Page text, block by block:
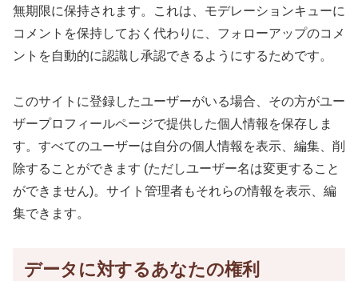
無期限に保持されます。これは、モデレーションキューに
コメントを保持しておく代わりに、フォローアップのコメ
ントを自動的に認識し承認できるようにするためです。
このサイトに登録したユーザーがいる場合、その方がユー
ザープロフィールページで提供した個人情報を保存しま
す。すべてのユーザーは自分の個人情報を表示、編集、削
除することができます (ただしユーザー名は変更すること
ができません)。サイト管理者もそれらの情報を表示、編
集できます。
データに対するあなたの権利